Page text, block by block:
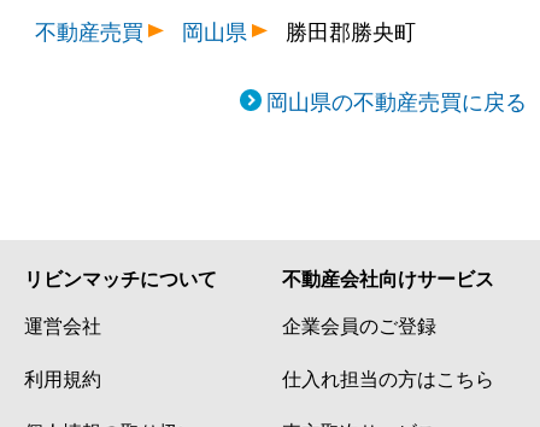
不動産売買
岡山県 勝田郡勝央町
岡山県の不動産売買に戻る
リビンマッチについて
運営会社
利用規約
不動産会社向けサービス
企業会員のご登録
仕入れ担当の方はこちら